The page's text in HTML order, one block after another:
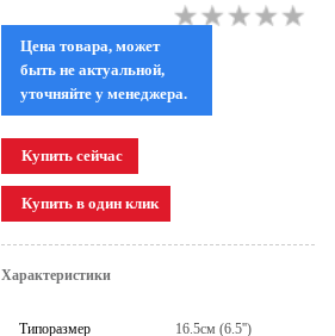
Цена товара, может
быть не актуальной,
уточняйте у менеджера.
Характеристики
Типоразмер 16.5см (6.5'')